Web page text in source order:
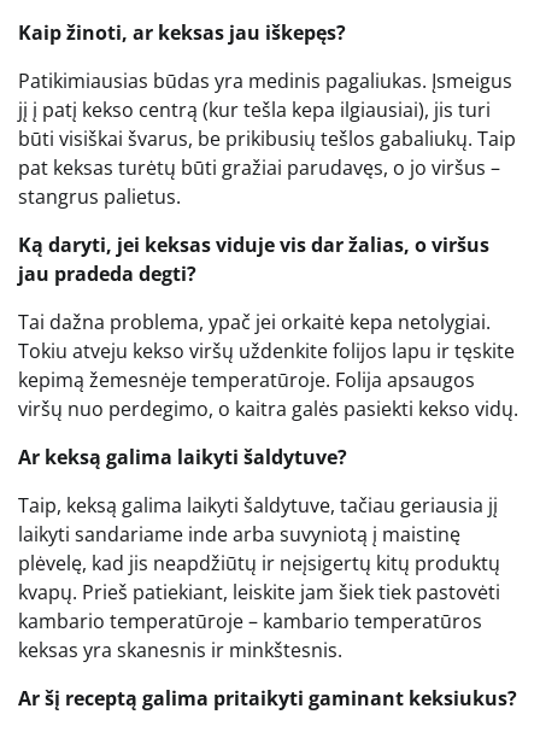
Kaip žinoti, ar keksas jau iškepęs?
Patikimiausias būdas yra medinis pagaliukas. Įsmeigus
jį į patį kekso centrą (kur tešla kepa ilgiausiai), jis turi
būti visiškai švarus, be prikibusių tešlos gabaliukų. Taip
pat keksas turėtų būti gražiai parudavęs, o jo viršus –
stangrus palietus.
Ką daryti, jei keksas viduje vis dar žalias, o viršus
jau pradeda degti?
Tai dažna problema, ypač jei orkaitė kepa netolygiai.
Tokiu atveju kekso viršų uždenkite folijos lapu ir tęskite
kepimą žemesnėje temperatūroje. Folija apsaugos
viršų nuo perdegimo, o kaitra galės pasiekti kekso vidų.
Ar keksą galima laikyti šaldytuve?
Taip, keksą galima laikyti šaldytuve, tačiau geriausia jį
laikyti sandariame inde arba suvyniotą į maistinę
plėvelę, kad jis neapdžiūtų ir neįsigertų kitų produktų
kvapų. Prieš patiekiant, leiskite jam šiek tiek pastovėti
kambario temperatūroje – kambario temperatūros
keksas yra skanesnis ir minkštesnis.
Ar šį receptą galima pritaikyti gaminant keksiukus?